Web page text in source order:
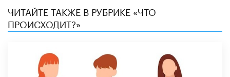
ЧИТАЙТЕ ТАКЖЕ В РУБРИКЕ «ЧТО
ПРОИСХОДИТ?»